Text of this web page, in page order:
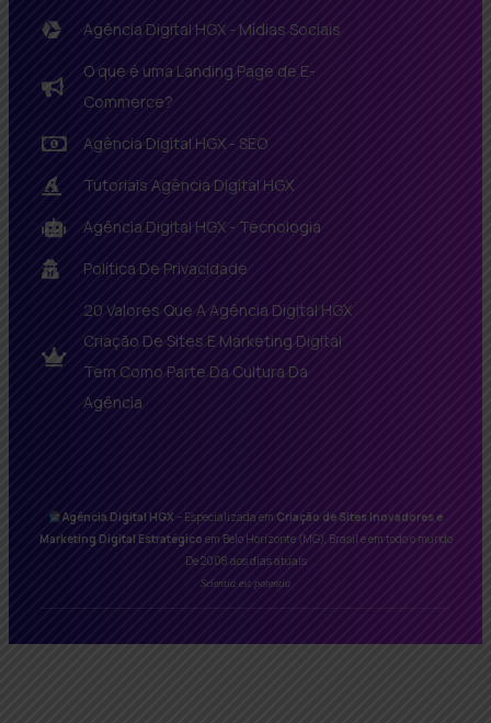
Agência Digital HGX - Mídias Sociais
O que é uma Landing Page de E-
Commerce?
Agência Digital HGX - SEO
Tutoriais Agência Digital HGX
Agência Digital HGX - Tecnologia
Política De Privacidade
20 Valores Que A Agência Digital HGX
Criação De Sites E Marketing Digital
Tem Como Parte Da Cultura Da
Agência
Agência Digital HGX – Especializada em Criação de Sites Inovadores e
Marketing Digital Estratégico em Belo Horizonte (MG), Brasil e em todo o mundo
De 2008 aos dias atuais
Scientia est potentia